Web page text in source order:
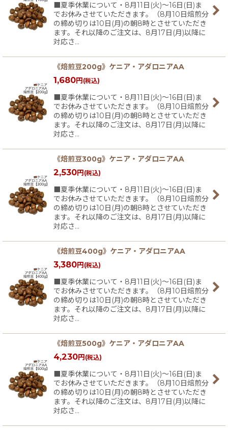
■夏季休業について・8月11日(火)〜16日(日)ま
でお休みさせていただきます。（8月10日焙煎分
の締め切りは10日(月)の朝8時とさせていただき
ます。それ以降のご注文は、8月17日(月)以降に
対応さ…
《焙煎豆200g》ケニア・アダロニアAA
1,680円 (税込)
■夏季休業について・8月11日(火)〜16日(日)ま
でお休みさせていただきます。（8月10日焙煎分
の締め切りは10日(月)の朝8時とさせていただき
ます。それ以降のご注文は、8月17日(月)以降に
対応さ…
《焙煎豆300g》ケニア・アダロニアAA
2,530円 (税込)
■夏季休業について・8月11日(火)〜16日(日)ま
でお休みさせていただきます。（8月10日焙煎分
の締め切りは10日(月)の朝8時とさせていただき
ます。それ以降のご注文は、8月17日(月)以降に
対応さ…
《焙煎豆400g》ケニア・アダロニアAA
3,380円 (税込)
■夏季休業について・8月11日(火)〜16日(日)ま
でお休みさせていただきます。（8月10日焙煎分
の締め切りは10日(月)の朝8時とさせていただき
ます。それ以降のご注文は、8月17日(月)以降に
対応さ…
《焙煎豆500g》ケニア・アダロニアAA
4,230円 (税込)
■夏季休業について・8月11日(火)〜16日(日)ま
でお休みさせていただきます。（8月10日焙煎分
の締め切りは10日(月)の朝8時とさせていただき
ます。それ以降のご注文は、8月17日(月)以降に
対応さ…